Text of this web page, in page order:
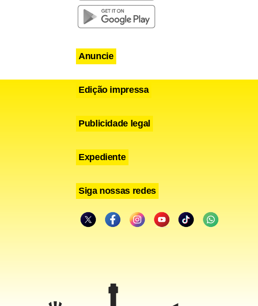
Anuncie
Edição impressa
Publicidade legal
Expediente
Siga nossas redes